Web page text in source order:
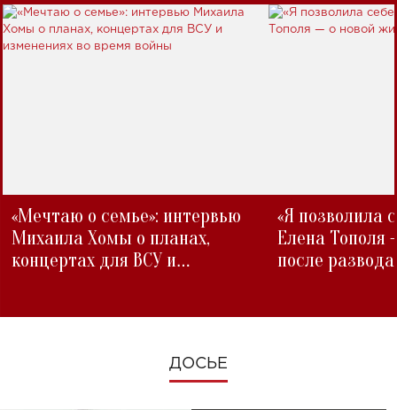
«Мечтаю о семье»: интервью
Михаила Хомы о планах,
концертах для ВСУ и
«Я позволила
Елена Тополя
после развода
ДОСЬЕ